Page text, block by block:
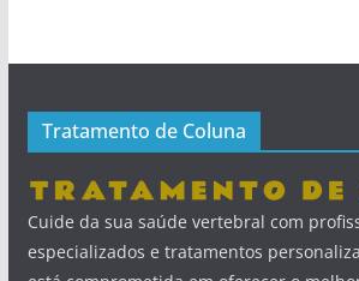
Tratamento de Coluna
Cuide da sua saúde vertebral com
especializados e tratamentos